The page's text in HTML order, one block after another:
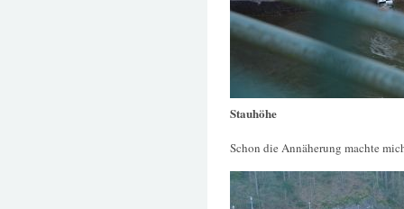
Stauhöhe
Schon die Annäherung machte